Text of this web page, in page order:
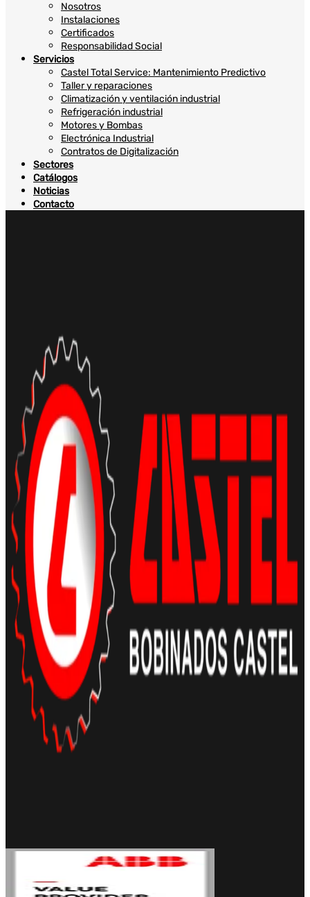
Nosotros
Instalaciones
Certificados
Responsabilidad Social
Servicios
Castel Total Service: Mantenimiento Predictivo
Taller y reparaciones
Climatización y ventilación industrial
Refrigeración industrial
Motores y Bombas
Electrónica Industrial
Contratos de Digitalización
Sectores
Catálogos
Noticias
Contacto